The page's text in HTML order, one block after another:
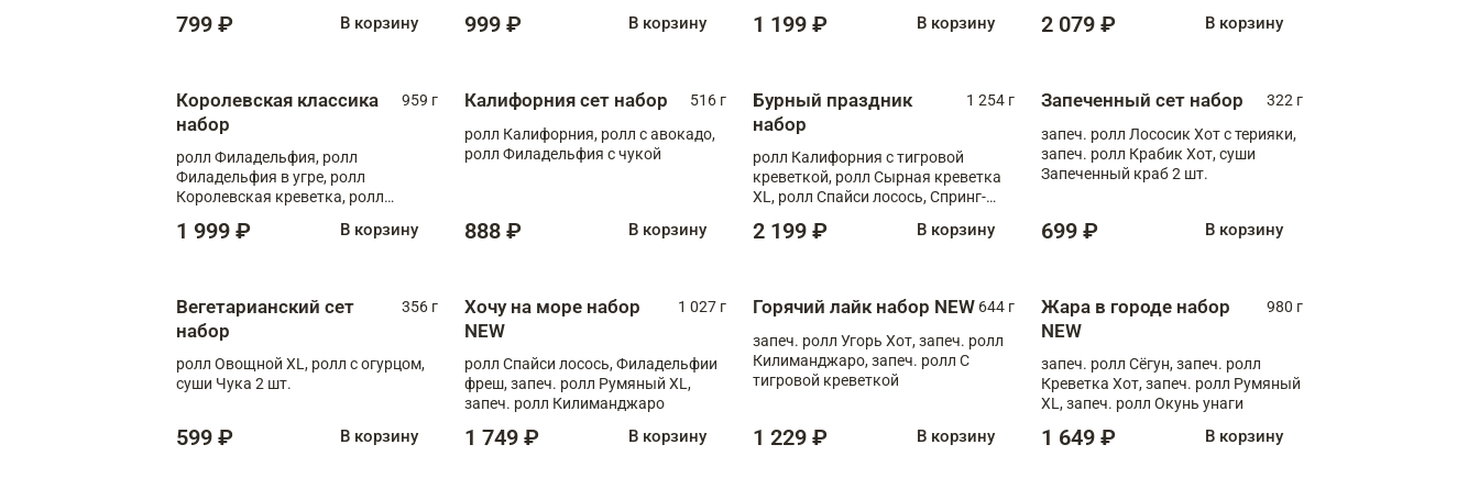
799 ₽ В корзину 999 ₽ В корзину 1 199 ₽ В корзину 2 079 ₽ В корзину
Королевская классика
набор
959 г
ролл Филадельфия, ролл
Филадельфия в угре, ролл
Королевская креветка, ролл
1 999 ₽ В корзину
Калифорния сет набор
516 г
ролл Калифорния, ролл с авокадо,
ролл Филадельфия с чукой
888 ₽ В корзину
Бурный праздник
набор
1 254 г
ролл Калифорния с тигровой
креветкой, ролл Сырная креветка
XL, ролл Спайси лосось, Спринг-
Медовая креветка
2 199 ₽ В корзину
Запеченный сет набор
322 г
запеч. ролл Лососик Хот с терияки,
запеч. ролл Крабик Хот, суши
Запеченный краб 2 шт.
699 ₽ В корзину
Вегетарианский сет
набор
356 г
ролл Овощной XL, ролл с огурцом,
суши Чука 2 шт.
599 ₽ В корзину
Хочу на море набор
NEW
1 027 г
ролл Спайси лосось, Филадельфии
фреш, запеч. ролл Румяный XL,
запеч. ролл Килиманджаро
1 749 ₽ В корзину
Горячий лайк набор NEW 644 г
запеч. ролл Угорь Хот, запеч. ролл
Килиманджаро, запеч. ролл С
тигровой креветкой
1 229 ₽ В корзину
Жара в городе набор
NEW
980 г
запеч. ролл Сёгун, запеч. ролл
Креветка Хот, запеч. ролл Румяный
XL, запеч. ролл Окунь унаги
1 649 ₽ В корзину